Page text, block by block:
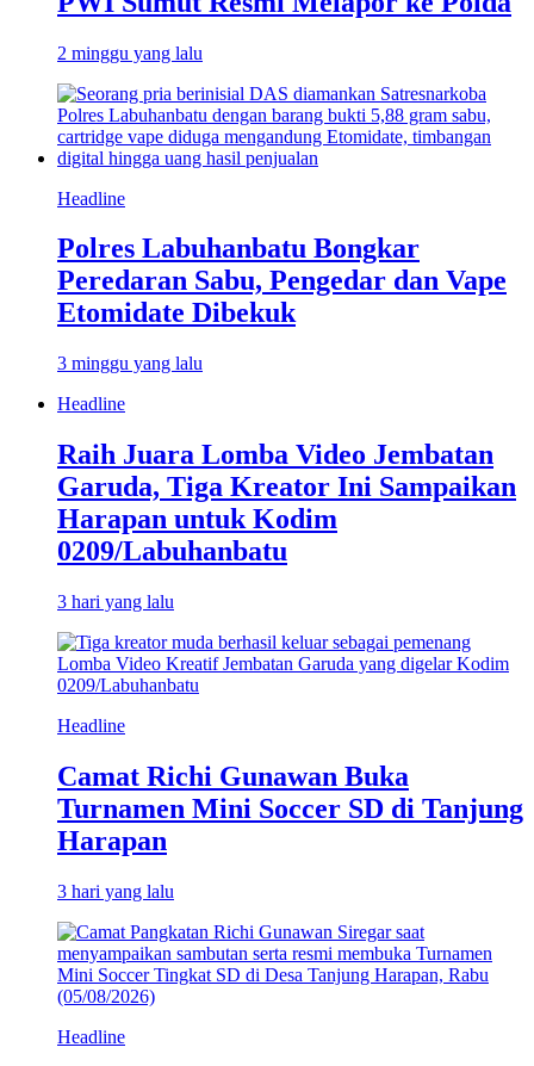
2 minggu yang lalu
Headline
Polres Labuhanbatu Bongkar
Peredaran Sabu, Pengedar dan Vape
Etomidate Dibekuk
3 minggu yang lalu
Headline
Raih Juara Lomba Video Jembatan
Garuda, Tiga Kreator Ini Sampaikan
Harapan untuk Kodim
0209/Labuhanbatu
3 hari yang lalu
Headline
Camat Richi Gunawan Buka
Turnamen Mini Soccer SD di Tanjung
Harapan
3 hari yang lalu
Headline